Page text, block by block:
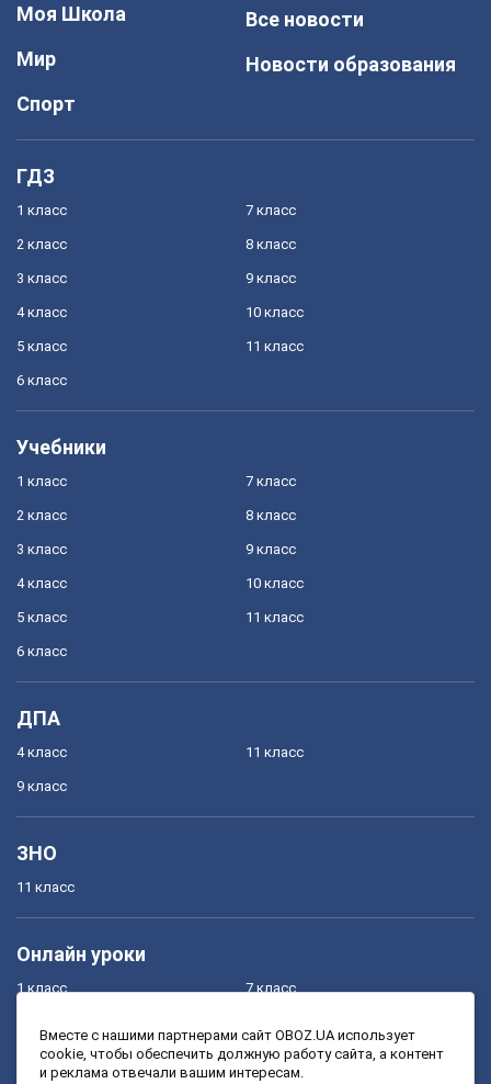
Моя Школа
Мир
Спорт
Все новости
Новости образования
ГДЗ
1 класс
2 класс
3 класс
4 класс
5 класс
6 класс
7 класс
8 класс
9 класс
10 класс
11 класс
Учебники
1 класс
2 класс
3 класс
4 класс
5 класс
6 класс
7 класс
8 класс
9 класс
10 класс
11 класс
ДПА
4 класс
9 класс
11 класс
ЗНО
11 класс
Онлайн уроки
1 класс
3 класс
7 класс
9 класс
Вместе с нашими партнерами сайт OBOZ.UA использует
cookie, чтобы обеспечить должную работу сайта, а контент
и реклама отвечали вашим интересам.